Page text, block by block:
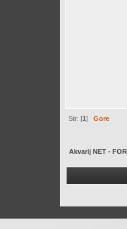
Str: [1]Gore
Akvarij NET -